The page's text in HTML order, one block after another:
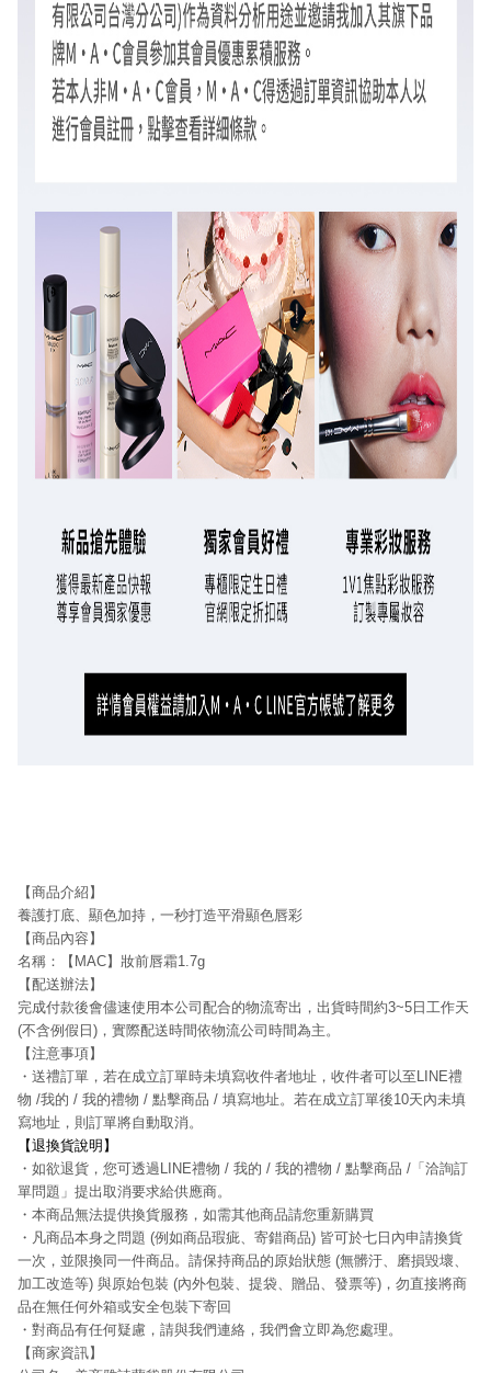
【商品介紹 】
養護打底、顯色加持， 一秒打造平滑顯色唇彩
【商品內容 】
名稱：【 MAC】 妝前唇霜1.7g
【配送辦法】
完成付款後會儘速使用本公司配合的物流寄出，出貨時間約3~5 日工作天
(不含例假日 ) ，實際配送時間依物流公司時間為主。
【注意事項】
・送禮訂單，若在成立訂單時未填寫收件者地址，收件者可以至 LINE禮
物 /我的 / 我的禮物 / 點擊商品 / 填寫地址。若在成立訂單後10天內未填
寫地址，則訂單將自動取消。
【退換貨說明 】
・如欲退貨，您可透過 LINE禮物 / 我的 / 我的禮物 / 點擊商品 / 「洽詢訂
單問題」提出取消要求給供應商。
・本商品無法提供換貨服務，如需其他商品請您重新購買
・凡商品本身之問題 (例如商品瑕疵、寄錯商品) 皆可於七日內申請換貨
一次，並限換同一件商品。請保持商品的原始狀態 (無髒汙、磨損毀壞、
加工改造等) 與原始包裝 (內外包裝、提袋、贈品、發票等) ，勿直接將商
品在無任何外箱或安全包裝下寄回
・對商品有任何疑慮，請與我們連絡，我們會立即為您處理。
【商家資訊】